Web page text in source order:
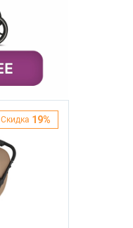
Скидка 19%